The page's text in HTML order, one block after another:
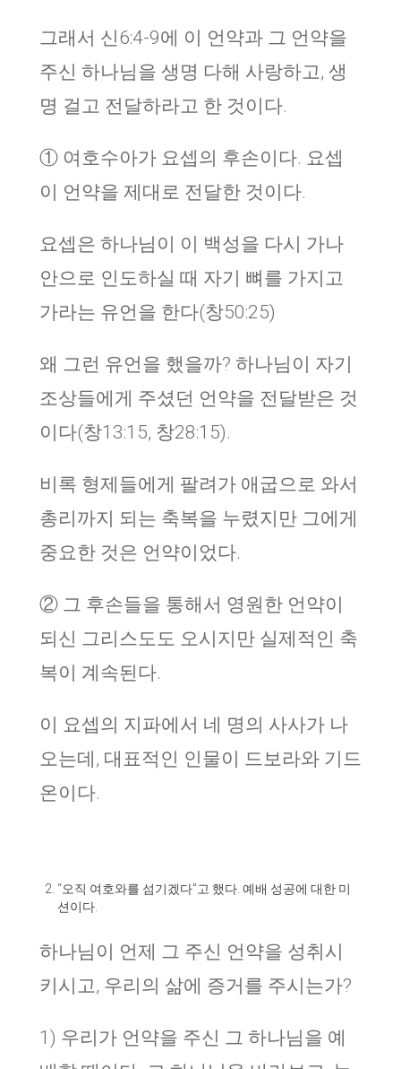
그래서 신6:4-9에 이 언약과 그 언약을
주신 하나님을 생명 다해 사랑하고, 생
명 걸고 전달하라고 한 것이다.
① 여호수아가 요셉의 후손이다. 요셉
이 언약을 제대로 전달한 것이다.
요셉은 하나님이 이 백성을 다시 가나
안으로 인도하실 때 자기 뼈를 가지고
가라는 유언을 한다(창50:25)
왜 그런 유언을 했을까? 하나님이 자기
조상들에게 주셨던 언약을 전달받은 것
이다(창13:15, 창28:15).
비록 형제들에게 팔려가 애굽으로 와서
총리까지 되는 축복을 누렸지만 그에게
중요한 것은 언약이었다.
② 그 후손들을 통해서 영원한 언약이
되신 그리스도도 오시지만 실제적인 축
복이 계속된다.
이 요셉의 지파에서 네 명의 사사가 나
오는데, 대표적인 인물이 드보라와 기드
온이다.
“오직 여호와를 섬기겠다”고 했다. 예배 성공에 대한 미
션이다.
하나님이 언제 그 주신 언약을 성취시
키시고, 우리의 삶에 증거를 주시는가?
1) 우리가 언약을 주신 그 하나님을 예